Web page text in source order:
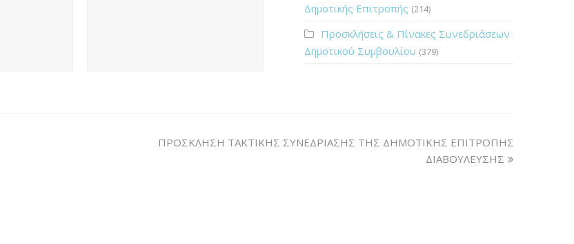
Δημοτικής Επιτροπής (214)
Προσκλήσεις & Πίνακες Συνεδριάσεων
Δημοτικού Συμβουλίου (379)
ΠΡΟΣΚΛΗΣΗ ΤΑΚΤΙΚΗΣ ΣΥΝΕΔΡΙΑΣΗΣ ΤΗΣ ΔΗΜΟΤΙΚΗΣ ΕΠΙΤΡΟΠΗΣ
ΔΙΑΒΟΥΛΕΥΣΗΣ